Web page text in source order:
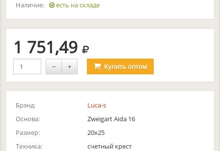
Наличие:
есть на складе
1 751,49 руб.
− + Купитьоптом
Брэнд:
Luca-s
Основа:
Zweigart Aida 16
Размер:
20x25
Техника:
счетный крест